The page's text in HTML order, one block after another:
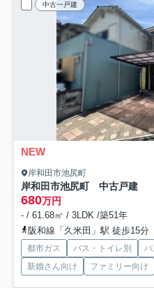
中古一戸建
NEW
岸和田市池尻町
岸和田市池尻町 中古戸建
680万円
- / 61.68㎡ / 3LDK /築51年
阪和線「久米田」駅 徒歩15分
都市ガス バス・トイレ別 バ
新婚さん向け
ファミリー向け